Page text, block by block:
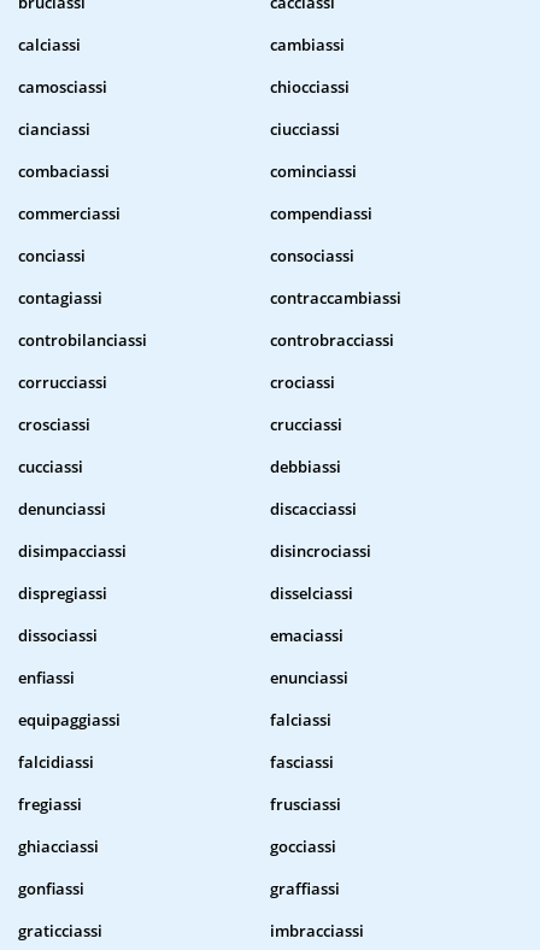
calciassi
cambiassi
camosciassi
chiocciassi
cianciassi
ciucciassi
combaciassi
cominciassi
commerciassi
compendiassi
conciassi
consociassi
contagiassi
contraccambiassi
controbilanciassi
controbracciassi
corrucciassi
crociassi
crosciassi
crucciassi
cucciassi
debbiassi
denunciassi
discacciassi
disimpacciassi
disincrociassi
dispregiassi
disselciassi
dissociassi
emaciassi
enfiassi
enunciassi
equipaggiassi
falciassi
falcidiassi
fasciassi
fregiassi
frusciassi
ghiacciassi
gocciassi
gonfiassi
graffiassi
graticciassi
imbracciassi